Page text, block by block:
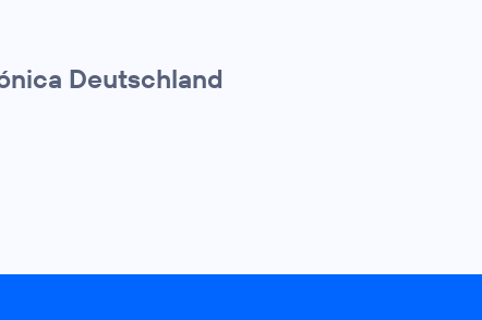
Deutschland